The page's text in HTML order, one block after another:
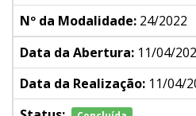
Nº da Modalidade: 24/2022
Data da Abertura: 11/04/
Data da Realização: 11/04/